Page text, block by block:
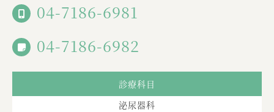
04-7186-6981
04-7186-6982
診療科目
泌尿器科